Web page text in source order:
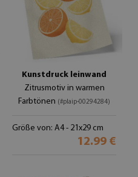
Kunstdruck leinwand
Zitrusmotiv in warmen
Farbtönen (#plaip-00294284)
Größe von: A4 - 21x29 cm
12.99 €